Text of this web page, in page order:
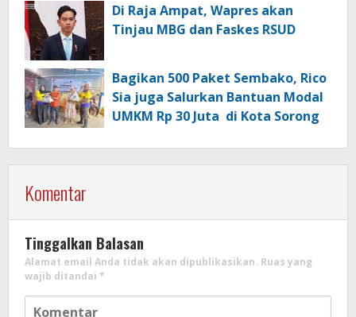
Di Raja Ampat, Wapres akan
Tinjau MBG dan Faskes RSUD
Bagikan 500 Paket Sembako, Rico
Sia juga Salurkan Bantuan Modal
UMKM Rp 30 Juta di Kota Sorong
Komentar
Tinggalkan Balasan
Alamat email Anda tidak akan dipublikasikan. Ruas yang
wajib ditandai *